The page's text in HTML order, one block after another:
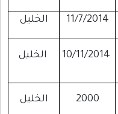
11/7/2014 الخليل
10/11/2014
2000 الخليل